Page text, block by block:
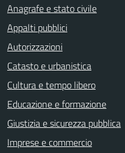
Anagrafe e stato civile
Appalti pubblici
Autorizzazioni
Catasto e urbanistica
Cultura e tempo libero
Educazione e formazione
Giustizia e sicurezza pubblica
Imprese e commercio